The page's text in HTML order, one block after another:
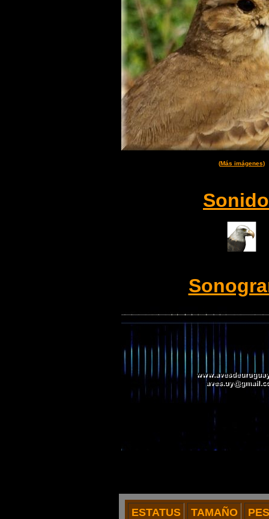
(Más imágenes)
ESTATUS TAMAÑO